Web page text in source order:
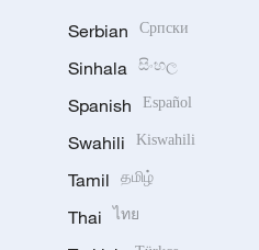
Serbian Српски
Sinhala සිංහල
Spanish Español
Swahili Kiswahili
Tamil தமிழ்
Thai ไทย